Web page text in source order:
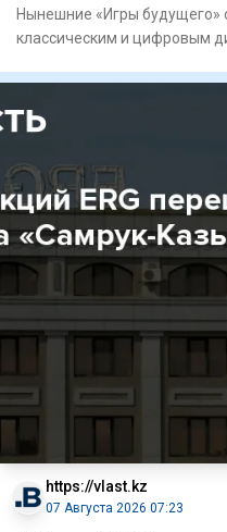
Нынешние «Игры будущего»
классическим и цифровым
https://vlast.kz
07 Августа 2026 07:23